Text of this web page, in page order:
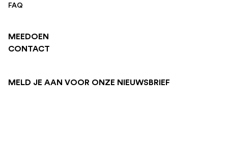
FAQ
MEEDOEN
CONTACT
MELD JE AAN VOOR ONZE NIEUWSBRIEF